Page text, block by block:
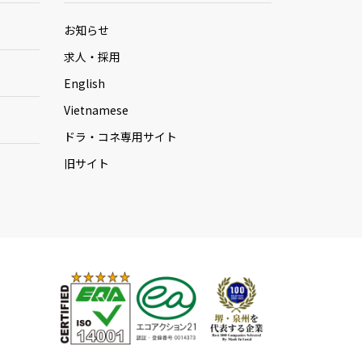
お知らせ
求人・採用
English
Vietnamese
ドラ・コネ専用サイト
旧サイト